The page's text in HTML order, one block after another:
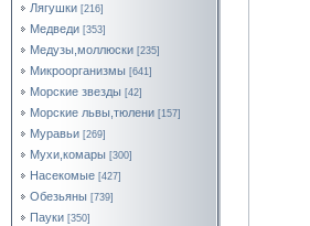
Лягушки [216]
Медведи [353]
Медузы,моллюски [235]
Микроорганизмы [641]
Морские звезды [42]
Морские львы,тюлени [157]
Муравьи [269]
Мухи,комары [300]
Насекомые [427]
Обезьяны [739]
Пауки [350]